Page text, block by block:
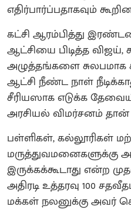
எதிர்பார்ப்பதாகவும்
கட்சி ஆரம்பித்து
ஆட்சியை பிடித்த விஜய்,
அழுத்தங்களை சுலபமாக
ஆட்சி நீண்ட நாள்
சீரியஸாக எடுக்க
அரசியல் விமர்சனம்
பள்ளிகள், கல்லூரிகள்
மருத்துவமனைகளுக்கு
இருக்கக்கூடாது என்ற
அதிரடி உத்தரவு 100
மக்கள் நலனுக்கு அவர்